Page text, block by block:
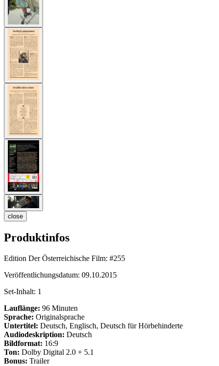
close
Produktinfos
Edition Der Österreichische Film: #255
Veröffentlichungsdatum: 09.10.2015
Set-Inhalt: 1
Lauflänge: 96 Minuten
Sprache: Originalsprache
Untertitel: Deutsch, Englisch, Deutsch für Hörbehinderte
Audiodeskription: Deutsch
Bildformat: 16:9
Ton: Dolby Digital 2.0 + 5.1
Bonus: Trailer